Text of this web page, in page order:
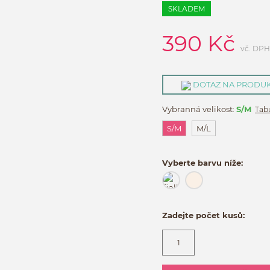
SKLADEM
390 Kč vč. DPH
DOTAZ NA
Vybranná velikost: S/M
S/M M/L
Vyberte barvu níže:
Zadejte počet kusů: